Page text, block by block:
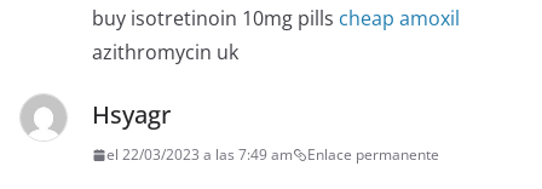
buy isotretinoin 10mg pills cheap amoxil
azithromycin uk
Hsyagr
el 22/03/2023 a las 7:49 am Enlace permanente